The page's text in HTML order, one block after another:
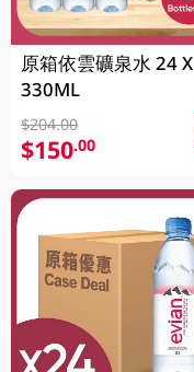
原箱依雲礦泉水 24 X
330ML
$204.00
$150.00